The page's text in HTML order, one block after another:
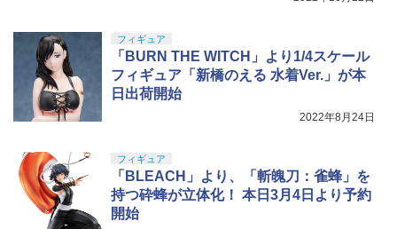
フィギュア
「BURN THE WITCH」より1/4スケール
フィギュア「新橋のえる 水着Ver.」が本
日出荷開始
2022年8月24日
フィギュア
「BLEACH」より、「斬魄刀：雀蜂」を
持つ砕蜂が立体化！ 本日3月4日より予約
開始